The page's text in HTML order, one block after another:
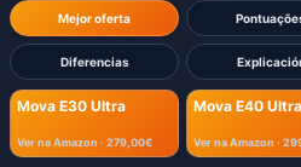
Ver
Política de cookies Política de
Mejor oferta
Diferencias
Mova E30 Ultra
Ver na Amazon · 279,00€
Mova E40 Ultra
Ver na Amazon ·
Mova E30 Ultra: Não
Mova E40 Ultra: Não